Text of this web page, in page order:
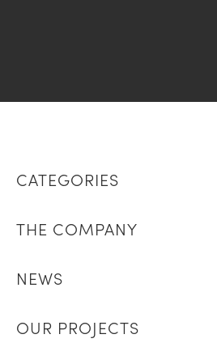
CATEGORIES
THE COMPANY
NEWS
OUR PROJECTS